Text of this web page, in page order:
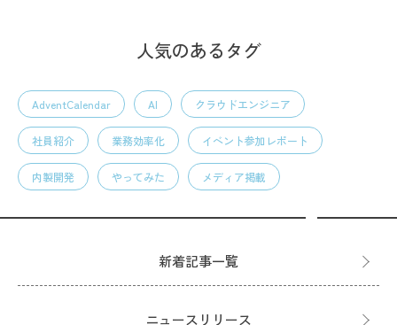
人気のあるタグ
AdventCalendar AI クラウドエンジニア
社員紹介 業務効率化 イベント参加レポート
内製開発 やってみた メディア掲載
新着記事一覧
ニュースリリース